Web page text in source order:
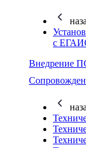
с
Внедрение